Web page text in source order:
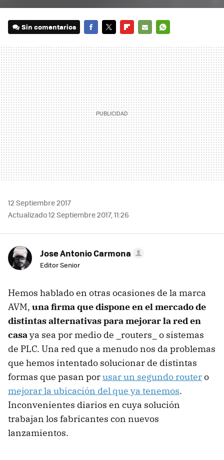
Sin comentarios
MAIL
12 Septiembre 2017
Actualizado 12 Septiembre 2017, 11:26
Jose Antonio Carmona
Editor Senior
Hemos hablado en otras ocasiones de la marca
AVM, una firma que dispone en el mercado de
distintas alternativas para mejorar la red en
casaya sea por medio de _routers_ o sistemas
de PLC. Una red que a menudo nos da problemas
que hemos intentado solucionar de distintas
formas que pasan porusar un segundo routero
mejorar la ubicación del que ya tenemos.
Inconvenientes diarios en cuya solución
trabajan los fabricantes con nuevos
lanzamientos.